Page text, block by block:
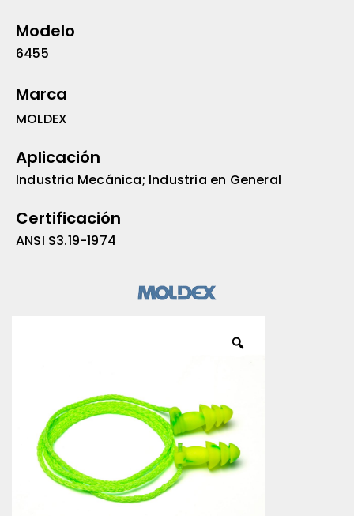
Modelo
6455
Marca
MOLDEX
Aplicación
Industria Mecánica; Industria en General
Certificación
ANSI S3.19-1974